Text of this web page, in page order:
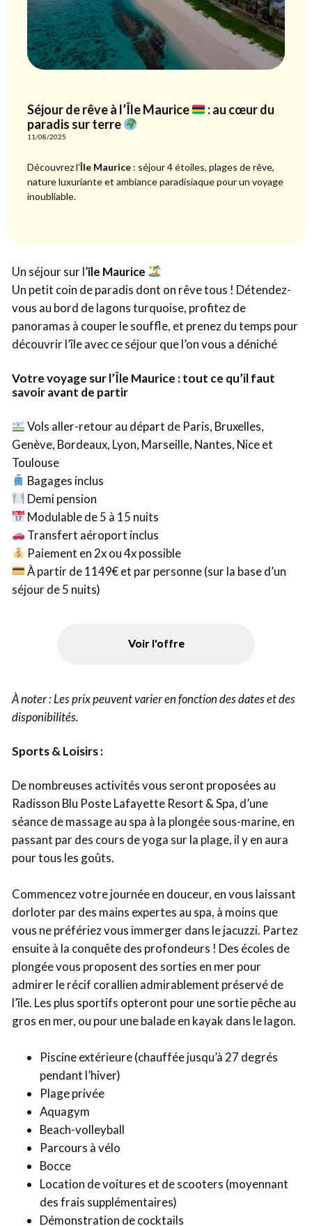
Séjour de rêve à l’Île Maurice
: au cœur du
paradis sur terre
11/08/2025
Découvrez l’Île Maurice: séjour 4 étoiles, plages de rêve,
nature luxuriante et ambiance paradisiaque pour un voyage
inoubliable.
Un séjour sur l’île Maurice
Un petit coin de paradis dont on rêve tous ! Détendez-
vous au bord de lagons turquoise, profitez de
panoramas à couper le souffle, et prenez du temps pour
découvrir l’île avec ce séjour que l’on vous a déniché
Votre voyage sur l’Île Maurice : tout ce qu’il faut
savoir avant de partir
Vols aller-retour au départ de Paris, Bruxelles,
Genève, Bordeaux, Lyon, Marseille, Nantes, Nice et
Toulouse
Bagages inclus
Demi pension
Modulable de 5 à 15 nuits
Transfert aéroport inclus
Paiement en 2x ou 4x possible
À partir de 1149€ et par personne (sur la base d’un
séjour de 5 nuits)
Voir l'offre
À noter : Les prix peuvent varier en fonction des dates et des
disponibilités.
Sports & Loisirs :
De nombreuses activités vous seront proposées au
Radisson Blu Poste Lafayette Resort & Spa, d’une
séance de massage au spa à la plongée sous-marine, en
passant par des cours de yoga sur la plage, il y en aura
pour tous les goûts.
Commencez votre journée en douceur, en vous laissant
dorloter par des mains expertes au spa, à moins que
vous ne préfériez vous immerger dans le jacuzzi. Partez
ensuite à la conquête des profondeurs ! Des écoles de
plongée vous proposent des sorties en mer pour
admirer le récif corallien admirablement préservé de
l’île. Les plus sportifs opteront pour une sortie pêche au
gros en mer, ou pour une balade en kayak dans le lagon.
Piscine extérieure (chauffée jusqu’à 27 degrés
pendant l’hiver)
Plage privée
Aquagym
Beach-volleyball
Parcours à vélo
Bocce
Location de voitures et de scooters (moyennant
des frais supplémentaires)
Démonstration de cocktails